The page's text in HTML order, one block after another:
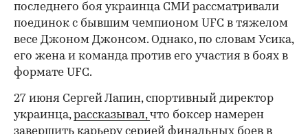
последнего боя украинца СМИ рассматривали
поединок с бывшим чемпионом UFC в тяжелом
весе Джоном Джонсом. Однако, по словам Усика,
его жена и команда против его участия в боях в
формате UFC.
27 июня Сергей Лапин, спортивный директор
украинца,рассказывал,что боксер намерен
завершить карьеру серией финальных боев в